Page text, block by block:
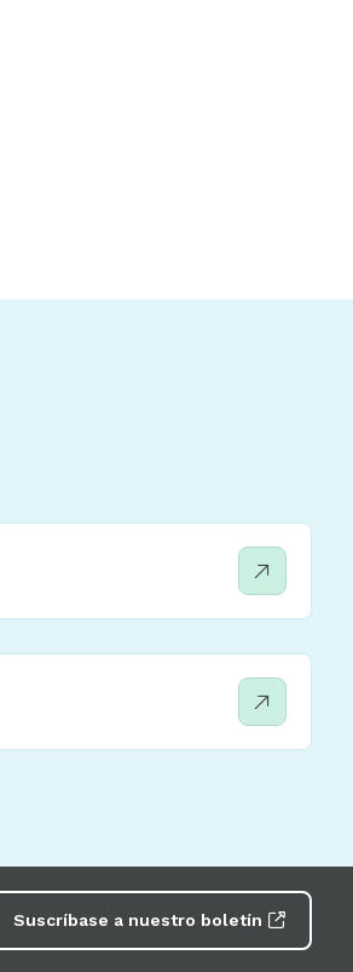
Suscríbase a nuestro boletín